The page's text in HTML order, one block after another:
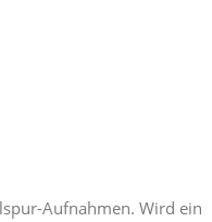
Aufnahmen. Wird ein